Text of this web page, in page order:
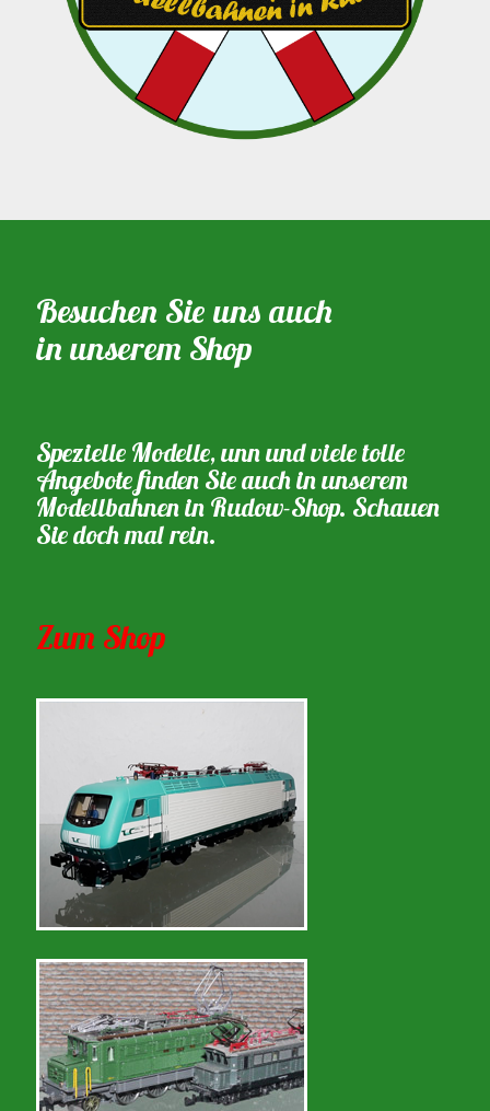
Besuchen Sie uns auch
in unserem Shop
Spezielle Modelle, unn und viele tolle
Angebote finden Sie auch in unserem
Modellbahnen in Rudow-Shop. Schauen
Sie doch mal rein.
Zum Shop